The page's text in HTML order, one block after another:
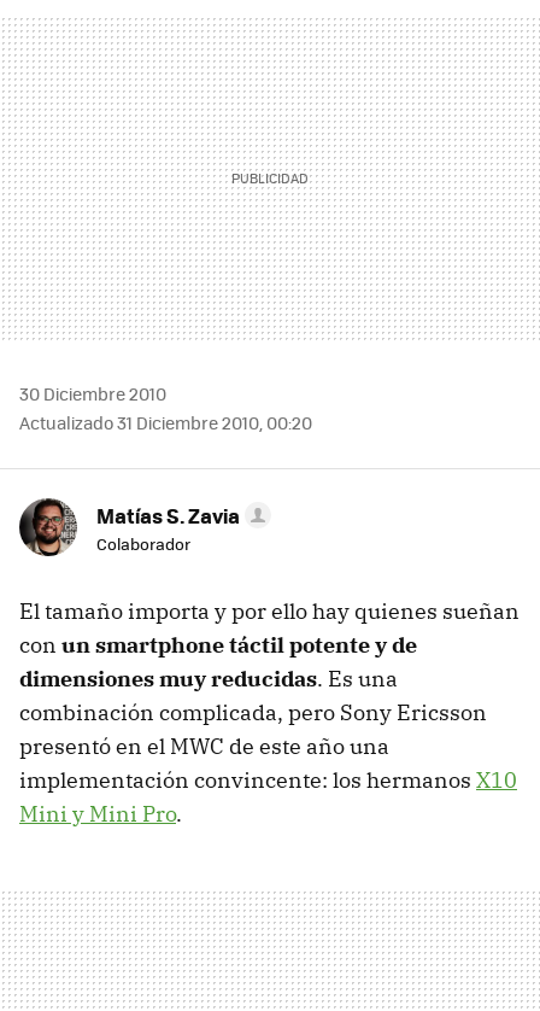
MAIL
30 Diciembre 2010
Actualizado 31 Diciembre 2010, 00:20
Matías S. Zavia
Colaborador
El tamaño importa y por ello hay quienes sueñan
con un smartphone táctil potente y de
dimensiones muy reducidas. Es una
combinación complicada, pero Sony Ericsson
presentó en el MWC de este año una
implementación convincente: los hermanos X10
Mini y Mini Pro.